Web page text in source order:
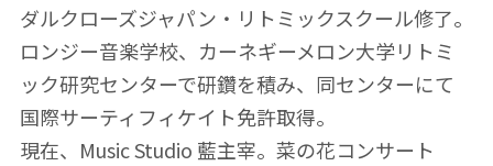
ダルクローズジャパン・リトミックスクール修了。
ロンジー音楽学校、カーネギーメロン大学リトミ
ック研究センターで研鑽を積み、同センターにて
国際サーティフィケイト免許取得。
現在、Music Studio 藍主宰。菜の花コンサート